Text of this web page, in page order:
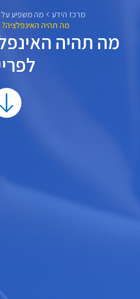
מרכז הידע
מה משפיע על
מה תהיה האינפלציה?
מה תהיה